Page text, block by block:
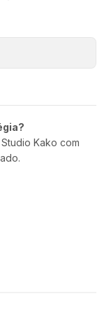
Studio Kako com